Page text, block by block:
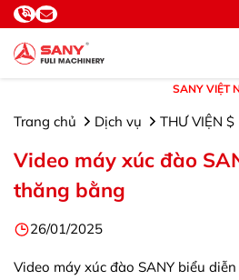
SANY VIỆT
Trang chủ Dịch vụ THƯ VIỆN $
Video máy xúc đào
thăng bằng
26/01/2025
Video máy xúc đào SANY biểu